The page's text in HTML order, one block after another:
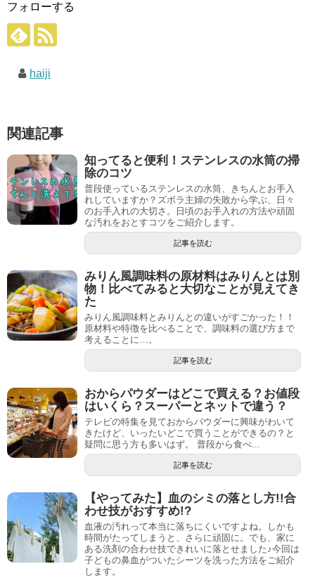
フォローする
haiji
関連記事
知ってると便利！ステンレスの水筒の掃
除のコツ
普段使っているステンレスの水筒、きちんとお手入
れしていますか？ズボラ主婦の失敗から学ぶ、日々
のお手入れの大切さ。日頃のお手入れの方法や頑固
な汚れをおとすコツをご紹介します。
記事を読む
みりん風調味料の原材料はみりんとは別
物！比べてみると大切なことが見えてき
た
みりん風調味料とみりんとの違いがすごかった！！
原材料や特徴を比べることで、調味料の選び方まで
考えることに…。
記事を読む
おからパウダーはどこで買える？お値段
はいくら？スーパーとネットで違う？
テレビの特集を見ておからパウダーに興味がわいて
きたけど、いったいどこで買うことができるの？と
疑問に思う方も多いはず。 普段から食べ...
記事を読む
【やってみた】血のシミの落とし方!!合
わせ技がおすすめ!?
血液の汚れって本当に落ちにくいですよね。しかも
時間がたってしまうと、さらに頑固に。でも、家に
ある洗剤の合わせ技できれいに落とせました♪今回は
子どもの鼻血がついたシーツを洗った方法をご紹介
します。